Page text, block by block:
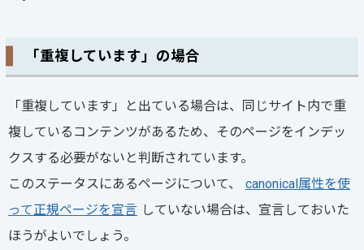
「重複しています」の場合
「重複しています」と出ている場合は、同じサイト内で重
複しているコンテンツがあるため、そのページをインデッ
クスする必要がないと判断されています。
このステータスにあるページについて、
canonical属性を使
って正規ページを宣言 していない場合は、宣言しておいた
ほうがよいでしょう。